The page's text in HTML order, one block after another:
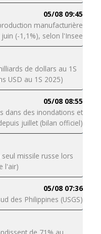
05/08 09:45
manufacturière
juin (-1,1%), selon l'Insee
de dollars au 1S
USD au 1S 2025)
05/08 08:55
dans des inondations et
juillet (bilan officiel)
missile russe lors
l'air)
05/08 07:36
des Philippines (USGS)